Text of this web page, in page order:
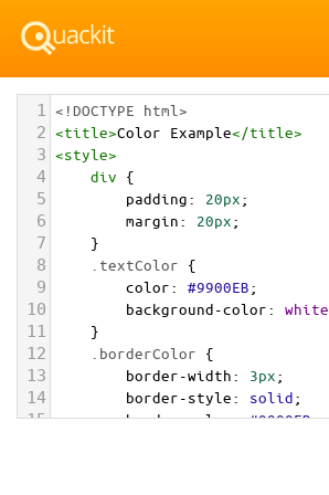
1 <!DOCTYPE html>
2 <title>Color Example</title>
3 <style>
4 div {
5 padding: 20px;
6 margin: 20px;
7 }
8 .textColor {
9 color: #9900EB;
10 background-color: white
11 }
12 .borderColor {
13 border-width: 3px;
14 border-style: solid;
15 border-color: #9900EB;